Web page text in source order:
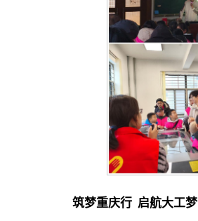
筑梦重庆行 启航大工梦